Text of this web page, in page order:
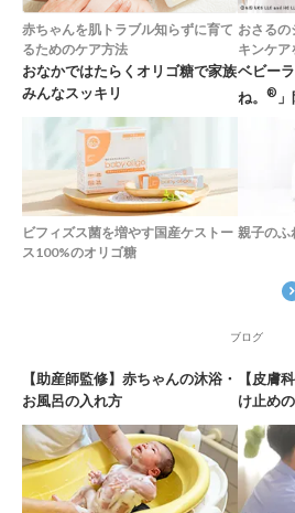
赤ちゃんを肌トラブル知らずに育て
るためのケア方法
おさるの
キンケア
おなかではたらくオリゴ糖で家族
みんなスッキリ
ビフィズス菌を増やす国産ケストー
ス100%のオリゴ糖
ベビー
ね。
®
親子のふ
ブログ
【助産師監修】赤ちゃんの沐浴・
お風呂の入れ方
【皮膚
け止め